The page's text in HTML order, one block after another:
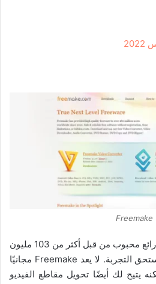
Freemake
Freemake هو محول فيديو رائع محبوب من قبل أكثر من 103 مليون
مستخدم. إنه بالتأكيد خيار يستحق التجربة. لا يعد Freemake مجانيًا
يتيح لك أيضًا تحويل مقاطع الفيديو